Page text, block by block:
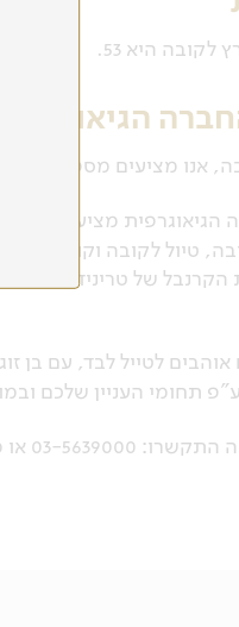
היא 53.
הגיאוגרפית
אנו מציעים מספר דרכים
הגיאוגרפית מציעה מגוון
טיול לקובה וקוסטה
של טרינידד ועוד.
לטייל לבד, עם בן
תחומי העניין שלכם
ואנו נחזור אליכם בהקדם.